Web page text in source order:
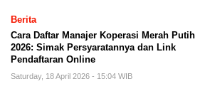
Berita
Cara Daftar Manajer Koperasi Merah Putih
2026: Simak Persyaratannya dan Link
Pendaftaran Online
Saturday, 18 April 2026 - 15:04 WIB